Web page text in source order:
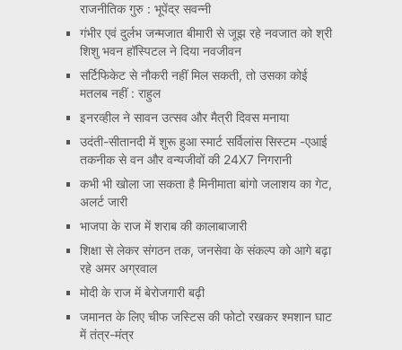
राजनीतिक गुरु : भूपेंद्र सवन्नी
गंभीर एवं दुर्लभ जन्मजात बीमारी से जूझ रहे नवजात को श्री
शिशु भवन हॉस्पिटल ने दिया नवजीवन
सर्टिफिकेट से नौकरी नहीं मिल सकती, तो उसका कोई
मतलब नहीं : राहुल
इनरव्हील ने सावन उत्सव और मैत्री दिवस मनाया
उदंती-सीतानदी में शुरू हुआ स्मार्ट सर्विलांस सिस्टम -एआई
तकनीक से वन और वन्यजीवों की 24X7 निगरानी
कभी भी खोला जा सकता है मिनीमाता बांगो जलाशय का गेट,
अलर्ट जारी
भाजपा के राज में शराब की कालाबाजारी
शिक्षा से लेकर संगठन तक, जनसेवा के संकल्प को आगे बढ़ा
रहे अमर अग्रवाल
मोदी के राज में बेरोजगारी बढ़ी
जमानत के लिए चीफ जस्टिस की फोटो रखकर श्मशान घाट
में तंत्र-मंत्र